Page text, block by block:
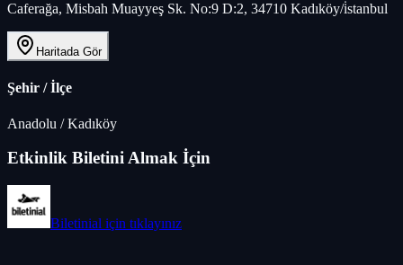
Caferağa, Misbah Muayyeş Sk. No:9 D:2, 34710 Kadıköy/i̇stanbul
Haritada Gör
Şehir / İlçe
Anadolu /Kadıköy
Etkinlik Biletini Almak İçin
Biletinial için tıklayınız